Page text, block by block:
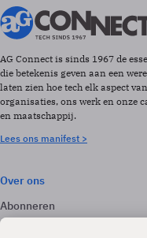
AG Connect is sinds 1967 de
die betekenis geven aan een
laten zien hoe tech elk aspect
organisaties, ons werk en onze
en maatschappij.
Lees ons manifest >
Over ons
Abonneren
Adverteren